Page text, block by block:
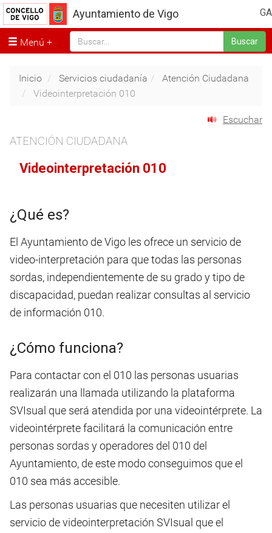
GA
Ayuntamiento de Vigo
Menú Buscar
Inicio Servicios ciudadanía
Atención Ciudadana
Videointerpretación 010
Escuchar
ATENCIÓN CIUDADANA
Videointerpretación 010
¿Qué es?
El Ayuntamiento de Vigo les ofrece un servicio de
video-interpretación para que todas las personas
sordas, independientemente de su grado y tipo de
discapacidad, puedan realizar consultas al servicio
de información 010.
¿Cómo funciona?
Para contactar con el 010 las personas usuarias
realizarán una llamada utilizando la plataforma
SVIsual que será atendida por una videointérprete. La
videointérprete facilitará la comunicación entre
personas sordas y operadores del 010 del
Ayuntamiento, de este modo conseguimos que el
010 sea más accesible.
Las personas usuarias que necesiten utilizar el
servicio de videointerpretación SVIsual que el